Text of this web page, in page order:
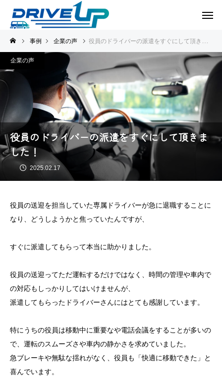
事例 企業の声 役員のドライバーの派遣をすぐにして頂きました！
役員のドライバーの派遣をすぐにして頂きま
した！
2025.02.17
企業の声
役員の送迎を担当していた専属ドライバーが急に退職することに
なり、どうしようかと焦っていたんですが、
すぐに派遣してもらって本当に助かりました。
役員の送迎ってただ運転するだけではなく、時間の管理や車内で
の対応もしっかりしてはいけませんが、
派遣してもらったドライバーさんにはとても感謝しています。
特にうちの役員は移動中に重要なや電話会議をすることが多いの
で、運転のスムーズさや車内の静かさを求めていました。
急ブレーキや無駄な揺れがなく、役員も「快適に移動できた」と
喜んでいます。